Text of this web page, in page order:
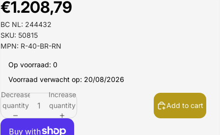
€1.208,79
BC NL: 244432
SKU: 50815
MPN: R-40-BR-RN
Op voorraad: 0
Voorraad verwacht op: 20/08/2026
Decrease
quantity
Increase
quantity
Add to cart